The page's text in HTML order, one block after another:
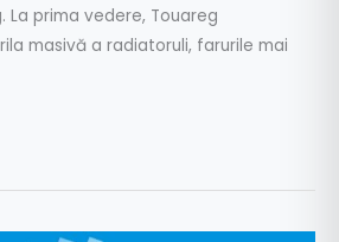
La prima vedere, Touareg
masivă a radiatoruli, farurile mai